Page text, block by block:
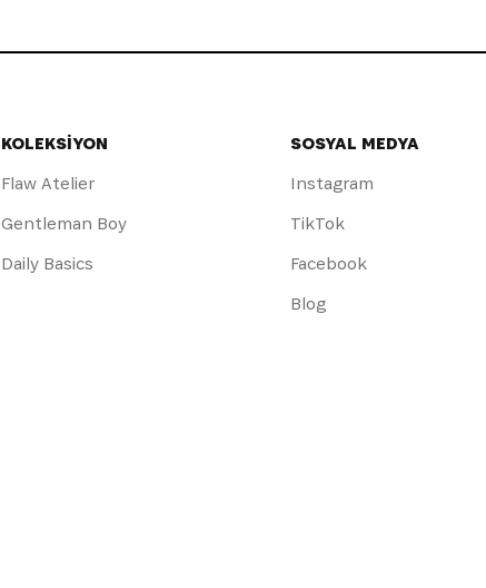
KOLEKSİYON
Flaw Atelier
Gentleman Boy
Daily Basics
SOSYAL MEDYA
Instagram
TikTok
Facebook
Blog